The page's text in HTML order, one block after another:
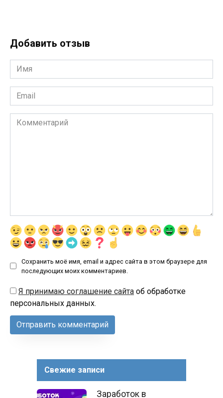
Добавить отзыв
Имя
*
Email
*
Комментарий
Сохранить моё имя, email и адрес сайта в этом браузере для
последующих моих комментариев.
Я принимаю соглашение сайта об обработке
персональных данных.
Свежие записи
Заработок в